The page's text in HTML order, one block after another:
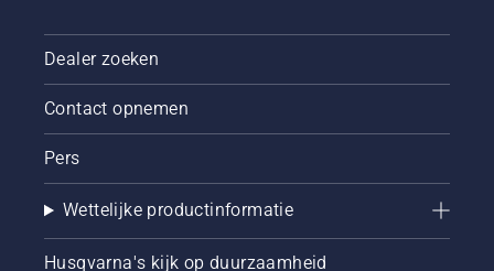
Dealer zoeken
Contact opnemen
Pers
Wettelijke productinformatie
Husqvarna's kijk op duurzaamheid